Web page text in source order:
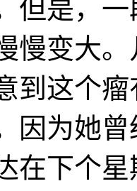
但是，
慢变大
到这个
因为她
在下个